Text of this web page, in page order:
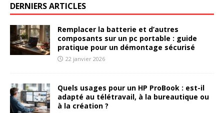
DERNIERS ARTICLES
Remplacer la batterie et d’autres
composants sur un pc portable : guide
pratique pour un démontage sécurisé
22 janvier 2026
Quels usages pour un HP ProBook : est-il
adapté au télétravail, à la bureautique ou
à la création ?